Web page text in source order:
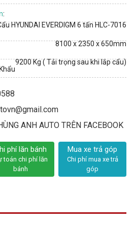
:
HYUNDAI EVERDIGM 6 tấn HLC-7016
8100 x 2350 x 650mm
9200 Kg ( Tải trọng sau khi lắp cẩu)
ANH AUTO TRÊN FACEBOOK
phí lăn bánh
toán chi phí lăn
bánh
Mua xe trả góp
Chi phí mua xe trả
góp